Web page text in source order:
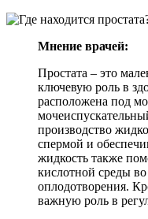
Мнение врачей:
Простата – это
ключевую роль в
расположена под
производство
спермой и
жидкость также
кислотной среды
оплодотворения.
важную роль в